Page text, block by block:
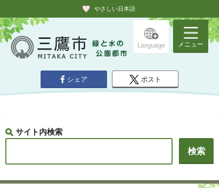
やさしい日本語
Language メニュー
シェア ポスト
サイト内検索